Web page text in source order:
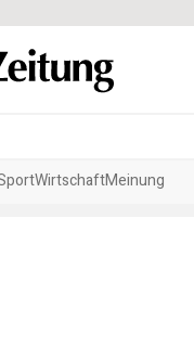
WirtschaftMeinung